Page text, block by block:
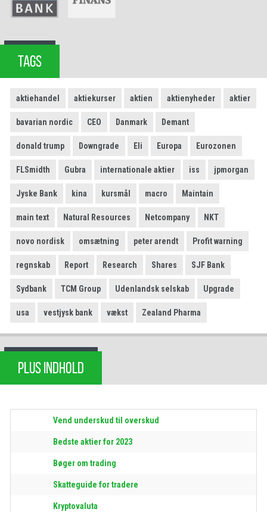
TAGS
aktiehandel aktiekurser aktien aktienyheder aktier
bavarian nordic CEO Danmark Demant
donald trump Downgrade Eli Europa Eurozonen
FLSmidth Gubra internationale aktier iss jpmorgan
Jyske Bank kina kursmål macro Maintain
main text Natural Resources Netcompany NKT
novo nordisk omsætning peter arendt Profit warning
regnskab Report Research Shares SJF Bank
Sydbank TCM Group Udenlandsk selskab Upgrade
usa vestjysk bank vækst Zealand Pharma
PLUS INDHOLD
Vend underskud til overskud
Bedste aktier for 2023
Bøger om trading
Skatteguide for tradere
Kryptovaluta